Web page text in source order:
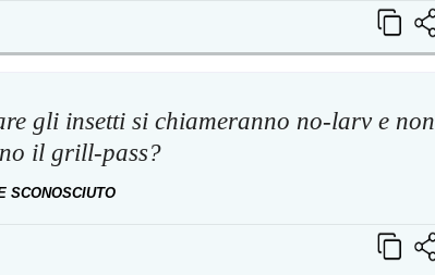
gli insetti si chiameranno no-larv e non
il grill-pass?
SCONOSCIUTO